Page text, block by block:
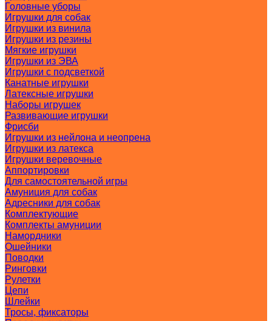
Головные уборы
Игрушки для собак
Игрушки из винила
Игрушки из резины
Мягкие игрушки
Игрушки из ЭВА
Игрушки с подсветкой
Канатные игрушки
Латексные игрушки
Наборы игрушек
Развивающие игрушки
Фрисби
Игрушки из нейлона и неопрена
Игрушки из латекса
Игрушки веревочные
Аппортировки
Для самостоятельной игры
Амуниция для собак
Адресники для собак
Комплектующие
Комплекты амуниции
Намордники
Ошейники
Поводки
Ринговки
Рулетки
Цепи
Шлейки
Тросы, фиксаторы